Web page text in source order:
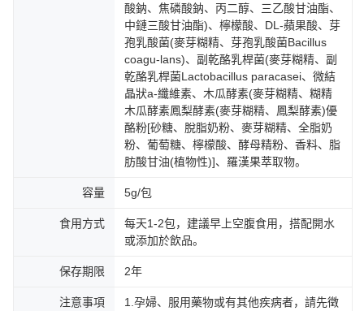
酸鈉、焦磷酸鈉、丙二醇、三乙酸甘油酯、
中鏈三酸甘油酯)、檸檬酸、DL-蘋果酸、芽
孢乳酸菌(麥芽糊精、芽孢乳酸菌Bacillus
coagu-lans)、副乾酪乳桿菌(麥芽糊精、副
乾酪乳桿菌Lactobacillus paracasei、微結
晶狀a-纖維素、木瓜酵素(麥芽糊精、糊精
木瓜酵素鳳梨酵素(麥芽糊精、鳳梨酵素)優
酪粉[砂糖、脫脂奶粉、麥芽糊精、全脂奶
粉、葡萄糖、檸檬酸、酵母精粉、香料、脂
肪酸甘油(植物性)]、羅漢果萃取物。
容量 5g/包
食用方式
每天1-2包，建議早上空腹食用，搭配開水
或添加於飲品。
保存期限 2年
注意事項
1.孕婦、服用藥物或有其他疾病者，請先徵